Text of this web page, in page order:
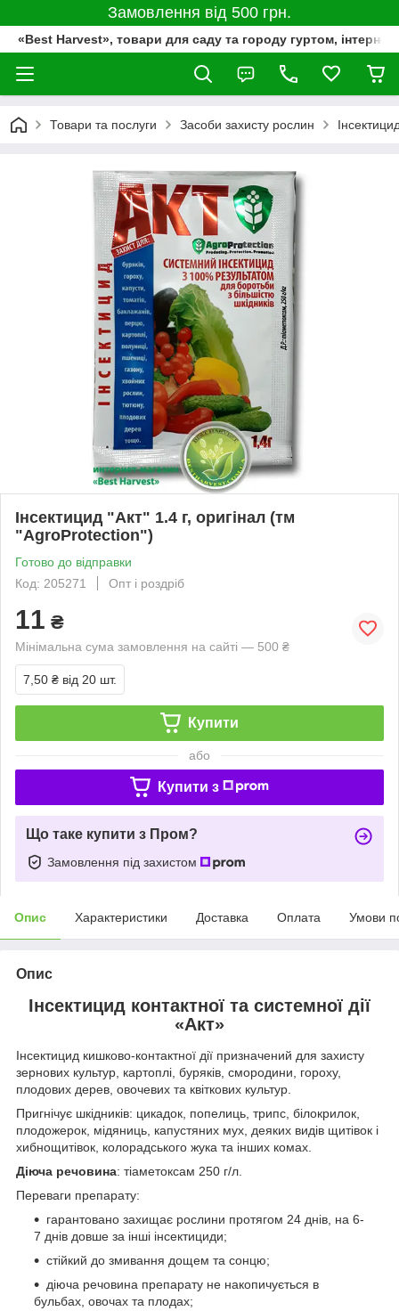
Замовлення від 500 грн.
«Best Harvest», товари для саду та городу гуртом,
Товари та послуги Засоби захисту рослин
Інсектицид "Акт" 1.4 г, оригінал (тм
"AgroProtection")
Готово до відправки
Код: 205271
Опт і роздріб
11 ₴
Мінімальна сума замовлення на сайті — 500 ₴
7,50 ₴ від 20 шт.
Купити
або
Купити з
Що таке купити з Пром?
Замовлення під захистом
Опис Характеристики Доставка Оплата Умови
Опис
Інсектицид контактної та системної дії
«Акт»
Інсектицид кишково-контактної дії призначений для захисту
зернових культур, картоплі, буряків, смородини, гороху,
плодових дерев, овочевих та квіткових культур.
Пригнічує шкідників: цикадок, попелиць, трипс, білокрилок,
плодожерок, мідяниць, капустяних мух, деяких видів щитівок і
хибнощитівок, колорадського жука та інших комах.
Діюча речовина: тіаметоксам 250 г/л.
Переваги препарату:
гарантовано захищає рослини протягом 24 днів, на 6-
7 днів довше за інші інсектициди;
стійкий до змивання дощем та сонцю;
діюча речовина препарату не накопичується в
бульбах, овочах та плодах;